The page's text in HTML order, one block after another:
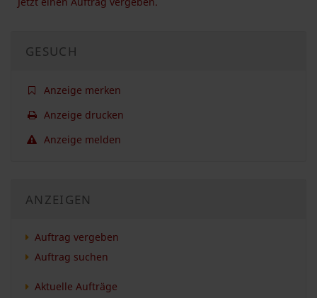
GESUCH
Anzeige merken
Anzeige drucken
Anzeige melden
ANZEIGEN
Auftrag vergeben
Auftrag suchen
Aktuelle Aufträge